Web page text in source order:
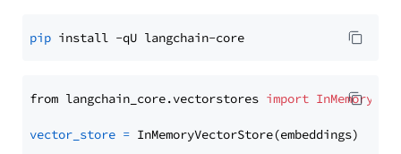
pip
from langchain_core.vectorstores import
vector_store =